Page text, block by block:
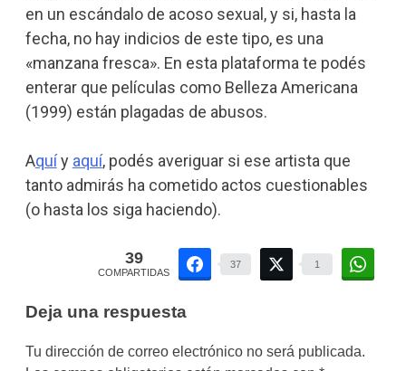
en un escándalo de acoso sexual, y si, hasta la
fecha, no hay indicios de este tipo, es una
«manzana fresca». En esta plataforma te podés
enterar que películas como Belleza Americana
(1999) están plagadas de abusos.
Aquíy aquí, podés averiguar si ese artista que
tanto admirás ha cometido actos cuestionables
(o hasta los siga haciendo).
39
COMPARTIDAS
37 1
Deja una respuesta
Tu dirección de correo electrónico no será publicada.